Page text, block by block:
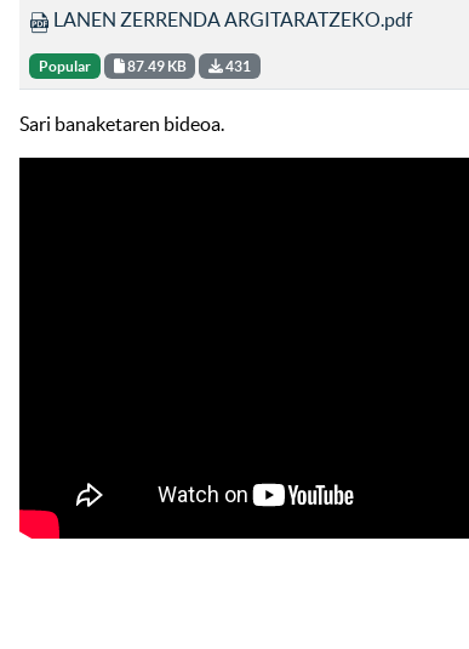
LANEN ZERRENDA ARGITARATZEKO.pdf
Popular 87.49 KB 431
Sari banaketaren bideoa.